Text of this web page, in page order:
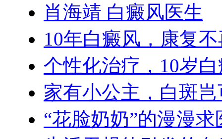
肖海靖 白癜风医生
10年白癜风，康复
个性化治疗，10岁
家有小公主，白斑
“花脸奶奶”的漫漫求